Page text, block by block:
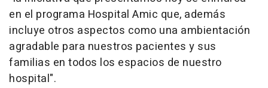
en el programa Hospital Amic que, además
incluye otros aspectos como una ambientación
agradable para nuestros pacientes y sus
familias en todos los espacios de nuestro
hospital".